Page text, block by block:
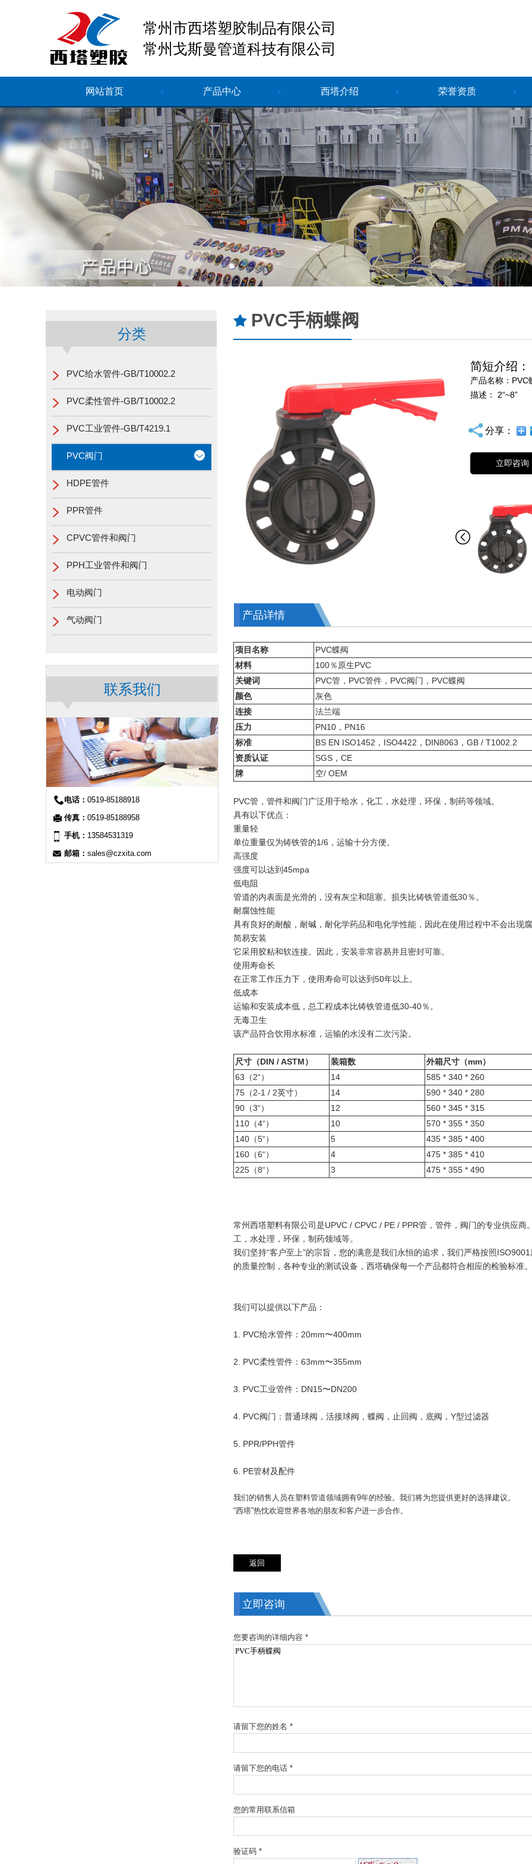
常州市西塔塑胶制品有限公司
常州戈斯曼管道科技有限公司
网站首页 产品中心 西塔介绍 荣誉资质
分类
PVC给水管件-GB/T10002.2
PVC柔性管件-GB/T10002.2
PVC工业管件-GB/T4219.1
PVC阀门
HDPE管件
PPR管件
CPVC管件和阀门
PPH工业管件和阀门
电动阀门
气动阀门
联系我们
电话： 0519-85188918
传真： 0519-85188958
手机： 13584531319
邮箱： sales@czxita.com
PVC手柄蝶阀
简短介绍：
产品名称：PVC
描述： 2“~8”
分享：
立即咨询
产品详情
项目名称
PVC蝶阀
材料
100％原生PVC
关键词
PVC管，PVC管件，PVC阀门，PVC蝶阀
颜色
灰色
连接
法兰端
压力
PN10，PN16
标准
BS EN ISO1452，ISO4422，DIN8063，GB / T1002.2
资质认证
SGS，CE
牌
空/ OEM
PVC管，管件和阀门广泛用于给水，化工，水处理，环保，制药等领域。
具有以下优点：
重量轻
单位重量仅为铸铁管的1/6，运输十分方便。
高强度
强度可以达到45mpa
低电阻
管道的内表面是光滑的，没有灰尘和阻塞。 损失比铸铁管道低30％。
耐腐蚀性能
具有良好的耐酸，耐碱，耐化学药品和电化学性能，因此在使用过程中不会出现腐
简易安装
它采用胶粘和软连接。 因此，安装非常容易并且密封可靠。
使用寿命长
在正常工作压力下，使用寿命可以达到50年以上。
低成本
运输和安装成本低，总工程成本比铸铁管道低30-40％。
无毒卫生
该产品符合饮用水标准，运输的水没有二次污染。
尺寸（DIN / ASTM） 装箱数 外箱尺寸（mm）
63（2“）
14 585 * 340 * 260
75（2-1 / 2英寸）
14 590 * 340 * 280
90（3“）
12 560 * 345 * 315
110（4“）
10 570 * 355 * 350
140（5“）
5 435 * 385 * 400
160（6“）
4 475 * 385 * 410
225（8“）
3 475 * 355 * 490
常州西塔塑料有限公司是UPVC / CPVC / PE / PPR管，管件，阀门的专业供应商。
工，水处理，环保，制药领域等。
我们坚持“客户至上”的宗旨，您的满意是我们永恒的追求，我们严格按照
的质量控制，各种专业的测试设备，西塔确保每一个产品都符合相应的检验标准。
我们可以提供以下产品：
1. PVC给水管件：20mm〜400mm
2. PVC柔性管件：63mm〜355mm
3. PVC工业管件：DN15〜DN200
4. PVC阀门：普通球阀，活接球阀，蝶阀，止回阀，底阀，Y型过滤器
5. PPR/PPH管件
6. PE管材及配件
我们的销售人员在塑料管道领域拥有9年的经验。我们将为您提供更好的选择建议。
“西塔”热忱欢迎世界各地的朋友和客户进一步合作。
立即咨询
您要咨询的详细内容 *
请留下您的姓名 *
请留下您的电话 *
您的常用联系信箱
验证码 *